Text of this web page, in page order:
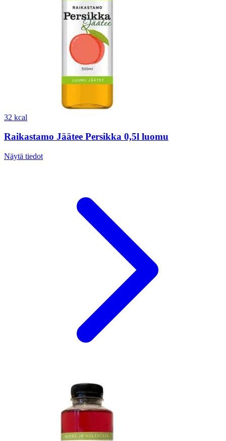
32 kcal
Raikastamo Jäätee Persikka 0,5l luomu
Näytä tiedot